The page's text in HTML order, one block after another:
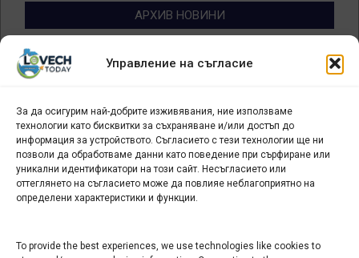
Управление на съгласие
За да осигурим най-добрите изживявания, ние използваме
технологии като бисквитки за съхраняване и/или достъп до
информация за устройството. Съгласието с тези технологии ще ни
позволи да обработваме данни като поведение при сърфиране или
уникални идентификатори на този сайт. Несъгласието или
оттеглянето на съгласието може да повлияе неблагоприятно на
определени характеристики и функции.
To provide the best experiences, we use technologies like cookies to
АРХИВ НОВИНИ
Архив
новини
БИЗНЕС
Арт галерия "Мостове" – магазин за изкуство
СЕВЕРОЗАПАДА ИНФОРМАЦИОНЕН БИЗНЕС
ТУРИСТИЧЕСКИ КЛЪСТЕР
ИНСТИТУЦИИ В ЛОВЕЧ